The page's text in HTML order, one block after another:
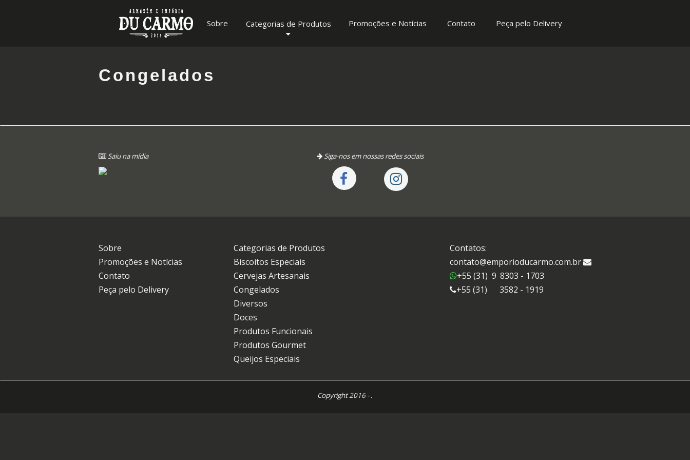
Sobre Categorias de Produtos Promoções e Notícias Contato Peça pelo Delivery
Congelados
Saiu na mídia Siga-nos em nossas redes sociais
Sobre
Promoções e Notícias
Contato
Peça pelo Delivery
Categorias de Produtos
Biscoitos Especiais
Cervejas Artesanais
Congelados
Diversos
Doces
Produtos Funcionais
Produtos Gourmet
Queijos Especiais
Contatos:
contato@emporioducarmo.com.br
+55 (31) 9 8303 - 1703
+55 (31)
3582 - 1919
Copyright 2016 - .